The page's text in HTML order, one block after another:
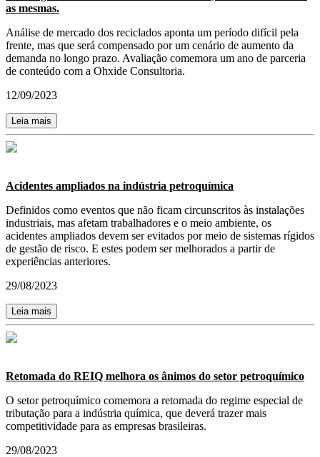
as mesmas.
Análise de mercado dos reciclados aponta um período difícil pela
frente, mas que será compensado por um cenário de aumento da
demanda no longo prazo. Avaliação comemora um ano de parceria
de conteúdo com a Ohxide Consultoria.
12/09/2023
Leia mais
Acidentes ampliados na indústria petroquímica
Definidos como eventos que não ficam circunscritos às instalações
industriais, mas afetam trabalhadores e o meio ambiente, os
acidentes ampliados devem ser evitados por meio de sistemas rígidos
de gestão de risco. E estes podem ser melhorados a partir de
experiências anteriores.
29/08/2023
Leia mais
Retomada do REIQ melhora os ânimos do setor petroquímico
O setor petroquímico comemora a retomada do regime especial de
tributação para a indústria química, que deverá trazer mais
competitividade para as empresas brasileiras.
29/08/2023